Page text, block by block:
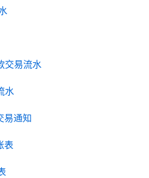
交易流水
水
易通知
表